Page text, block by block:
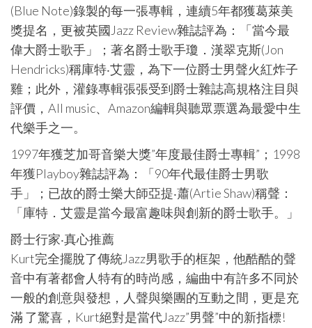
(Blue Note)錄製的每一張專輯，連續5年都獲葛萊美
獎提名，更被英國Jazz Review雜誌評為：「當今最
偉大爵士歌手」；著名爵士歌手瓊．漢翠克斯(Jon
Hendricks)稱庫特‧艾靈，為下一位爵士男聲火紅炸子
雞；此外，灌錄專輯張張受到爵士雜誌高規格注目與
評價，All music、Amazon編輯與聽眾票選為最愛中生
代樂手之一。
1997年獲芝加哥音樂大獎”年度最佳爵士專輯”；1998
年獲Playboy雜誌評為：「90年代最佳爵士男歌
手」；已故的爵士樂大師亞提‧蕭(Artie Shaw)稱聲：
「庫特．艾靈是當今最富趣味與創新的爵士歌手。」
爵士行家‧真心推薦
Kurt完全擺脫了傳統Jazz男歌手的框架，他酷酷的聲
音中有著都會人特有的時尚感，編曲中有許多不同於
一般的創意與發想，人聲與樂團的互動之間，更是充
滿 了驚喜，Kurt絕對是當代Jazz”男聲”中的新指標!